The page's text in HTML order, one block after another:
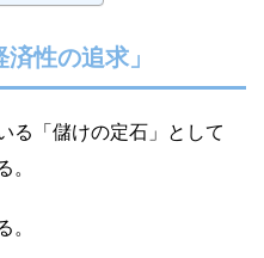
性の追求」
る「儲けの定石」として